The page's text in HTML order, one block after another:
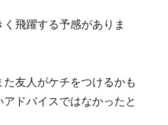
飛躍する予感がありま
友人がケチをつけるかも
ドバイスではなかったと